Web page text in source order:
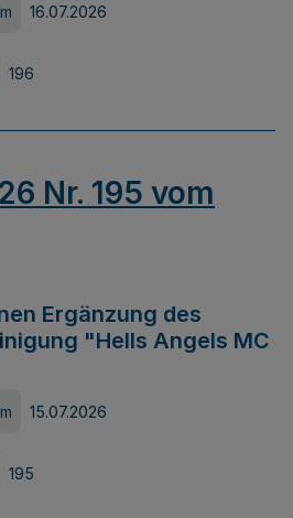
16.07.2026
196
Nr. 195 vom
Ergänzung des
"Hells Angels MC
15.07.2026
195